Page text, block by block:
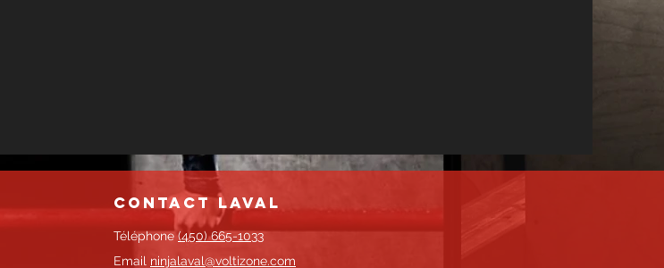
contact laval
Téléphone (450) 665-1033
Email ninjalaval@voltizone.com